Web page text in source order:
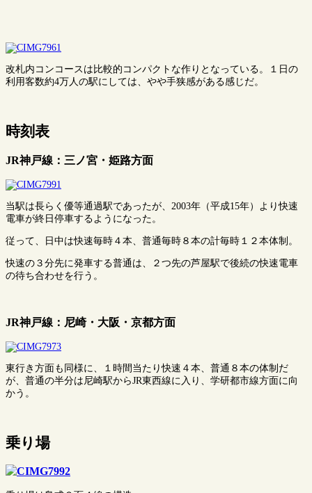
改札内コンコースは比較的コンパクトな作りとなっている。１日の
利用客数約4万人の駅にしては、やや手狭感がある感じだ。
時刻表
JR神戸線：三ノ宮・姫路方面
当駅は長らく優等通過駅であったが、2003年（平成15年）より快速
電車が終日停車するようになった。
従って、日中は快速毎時４本、普通毎時８本の計毎時１２本体制。
快速の３分先に発車する普通は、２つ先の芦屋駅で後続の快速電車
の待ち合わせを行う。
JR神戸線：尼崎・大阪・京都方面
東行き方面も同様に、１時間当たり快速４本、普通８本の体制だ
が、普通の半分は尼崎駅からJR東西線に入り、学研都市線方面に向
かう。
乗り場